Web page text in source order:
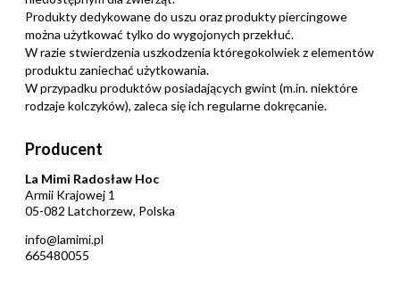
Produkty dedykowane do uszu oraz produkty piercingowe
można użytkować tylko do wygojonych przekłuć.
W razie stwierdzenia uszkodzenia któregokolwiek z elementów
produktu zaniechać użytkowania.
W przypadku produktów posiadających gwint (m.in. niektóre
rodzaje kolczyków), zaleca się ich regularne dokręcanie.
Producent
La Mimi Radosław Hoc
Armii Krajowej 1
05-082 Latchorzew, Polska
info@lamimi.pl
665480055